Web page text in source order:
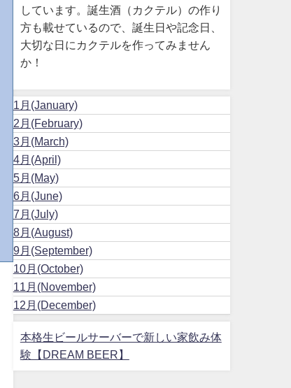
しています。誕生酒（カクテル）の作り
方も載せているので、誕生日や記念日、
大切な日にカクテルを作ってみません
か！
1月(January)
2月(February)
3月(March)
4月(April)
5月(May)
6月(June)
7月(July)
8月(August)
9月(September)
10月(October)
11月(November)
12月(December)
本格生ビールサーバーで新しい家飲み体
験【DREAM BEER】